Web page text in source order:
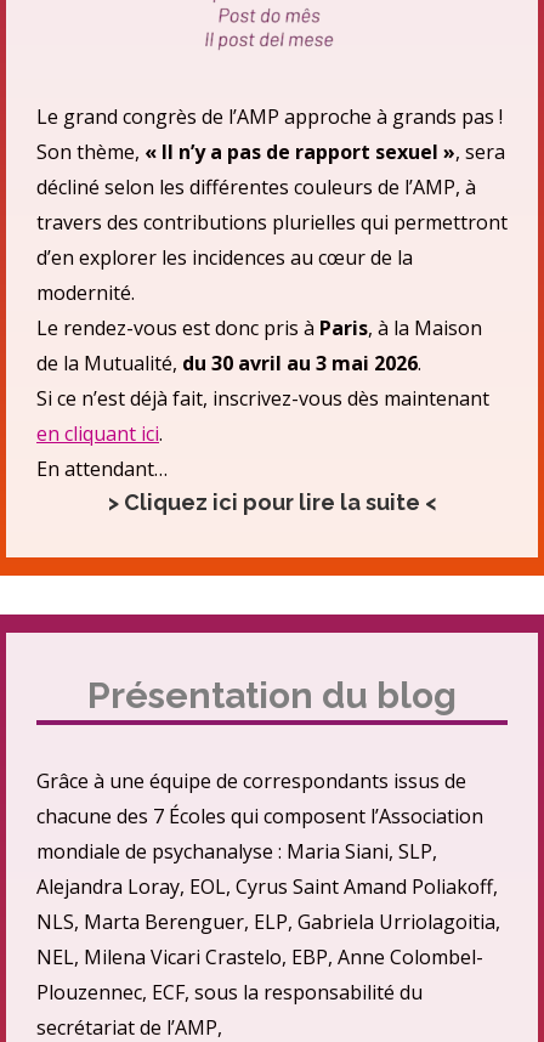
Le grand congrès de l’AMP approche à grands pas !
Son thème, « Il n’y a pas de rapport sexuel », sera
décliné selon les différentes couleurs de l’AMP, à
travers des contributions plurielles qui permettront
d’en explorer les incidences au cœur de la
modernité.
Le rendez-vous est donc pris à Paris, à la Maison
de la Mutualité, du 30 avril au 3 mai 2026.
Si ce n’est déjà fait, inscrivez-vous dès maintenant
en cliquant ici.
En attendant…
> Cliquez ici pour lire la suite <
Présentation du blog
Grâce à une équipe de correspondants issus de
chacune des 7 Écoles qui composent l’Association
mondiale de psychanalyse : Maria Siani, SLP,
Alejandra Loray, EOL, Cyrus Saint Amand Poliakoff,
NLS, Marta Berenguer, ELP, Gabriela Urriolagoitia,
NEL, Milena Vicari Crastelo, EBP, Anne Colombel-
Plouzennec, ECF, sous la responsabilité du
secrétariat de l’AMP,